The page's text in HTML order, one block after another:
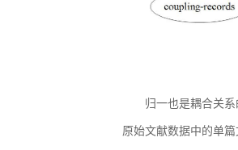
归一也是耦合关
原始文献数据中的单篇